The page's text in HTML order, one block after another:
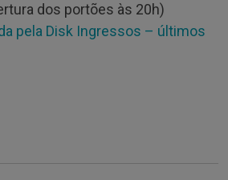
dos portões às 20h)
pela Disk Ingressos – últimos